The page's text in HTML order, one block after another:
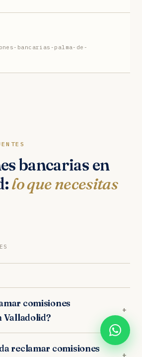
bancarias-palma-de-
bancarias en
lo que necesitas
comisiones
Valladolid?
+
comisiones bancarias.
reclamar comisiones
+